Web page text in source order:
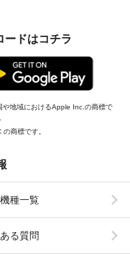
ードはコチラ
地域におけるApple Inc.の商標で
商標です。
種一覧
る質問